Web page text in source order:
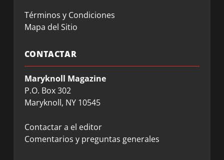
Términos y Condiciones
Mapa del Sitio
CONTACTAR
Maryknoll Magazine
P.O. Box 302
Maryknoll, NY 10545
Contactar a el editor
Comentarios y preguntas generales